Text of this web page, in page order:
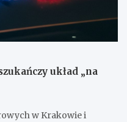
układ „na
w Krakowie i